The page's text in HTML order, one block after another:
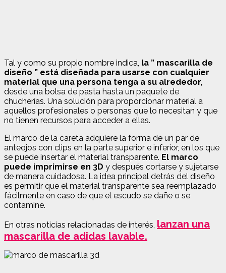
Tal y como su propio nombre indica, la ” mascarilla de
diseño ” está diseñada para usarse con cualquier
material que una persona tenga a su alrededor,
desde una bolsa de pasta hasta un paquete de
chucherías. Una solución para proporcionar material a
aquellos profesionales o personas que lo necesitan y que
no tienen recursos para acceder a ellas.
El marco de la careta adquiere la forma de un par de
anteojos con clips en la parte superior e inferior, en los que
se puede insertar el material transparente. El marco
puede imprimirse en 3D y después cortarse y sujetarse
de manera cuidadosa. La idea principal detrás del diseño
es permitir que el material transparente sea reemplazado
fácilmente en caso de que el escudo se dañe o se
contamine.
En otras noticias relacionadas de interés, lanzan una
mascarilla de adidas lavable.